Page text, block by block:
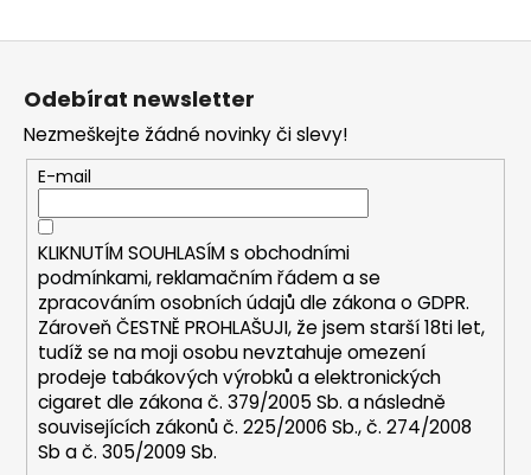
a
í
t
?
HLEDAT
D
o
p
o
Odebírat newsletter
Nezmeškejte žádné novinky či slevy!
E-mail
KLIKNUTÍM SOUHLASÍM s obchodními
podmínkami,reklamačním řádem a se
zpracováním osobních údajů dle zákona oGDPR.
Zároveň ČESTNĚ PROHLAŠUJI, že jsem starší 18ti let,
tudíž se na moji osobu nevztahuje omezení
prodeje tabákových výrobků a elektronických
cigaret dle zákona č. 379/2005 Sb. a následně
souvisejících zákonů č. 225/2006 Sb., č. 274/2008
Sb a č. 305/2009 Sb.